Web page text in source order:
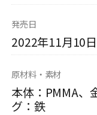
発売日
2022年11月10
原材料・素材
本体：PMMA、
グ：鉄